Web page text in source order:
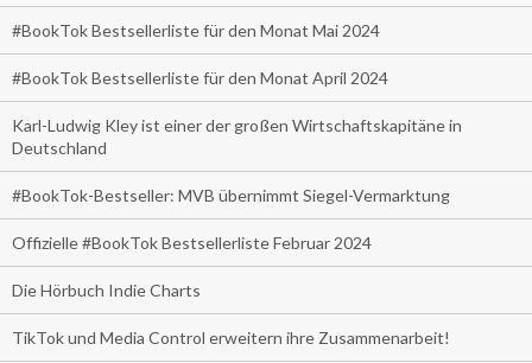
#BookTok Bestsellerliste für den Monat Mai 2024
#BookTok Bestsellerliste für den Monat April 2024
Karl-Ludwig Kley ist einer der großen Wirtschaftskapitäne in
Deutschland
#BookTok-Bestseller: MVB übernimmt Siegel-Vermarktung
Offizielle #BookTok Bestsellerliste Februar 2024
Die Hörbuch Indie Charts
TikTok und Media Control erweitern ihre Zusammenarbeit!